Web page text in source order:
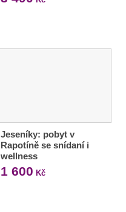
Jeseníky: pobyt v
Rapotíně se snídaní i
wellness
1 600 Kč